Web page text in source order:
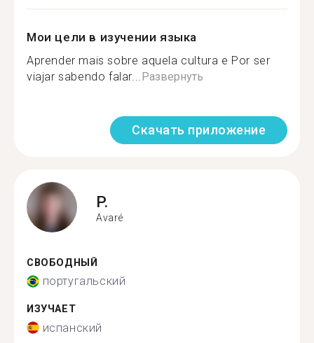
Мои цели в изучении языка
Aprender mais sobre aquela cultura e Por ser
viajar sabendo falar... Развернуть
Скачать приложение
P.
Avaré
СВОБОДНЫЙ
португальский
ИЗУЧАЕТ
испанский